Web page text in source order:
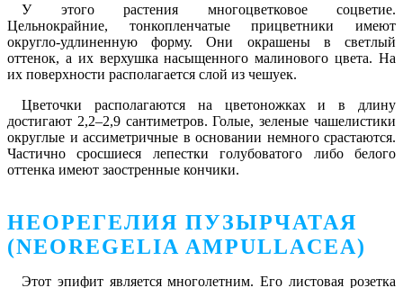
У этого растения многоцветковое соцветие.
Цельнокрайние, тонкопленчатые прицветники имеют
округло-удлиненную форму. Они окрашены в светлый
оттенок, а их верхушка насыщенного малинового цвета. На
их поверхности располагается слой из чешуек.
Цветочки располагаются на цветоножках и в длину
достигают 2,2–2,9 сантиметров. Голые, зеленые чашелистики
округлые и ассиметричные в основании немного срастаются.
Частично сросшиеся лепестки голубоватого либо белого
оттенка имеют заостренные кончики.
НЕОРЕГЕЛИЯ ПУЗЫРЧАТАЯ
(NEOREGELIA AMPULLACEA)
Этот эпифит является многолетним. Его листовая розетка